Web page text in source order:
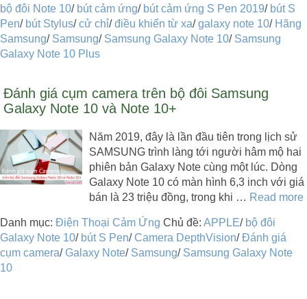
bộ đôi Note 10/ bút cảm ứng/ bút cảm ứng S Pen 2019/ bút S
Pen/ bút Stylus/cử chỉ/điều khiển từ xa/galaxy note 10/ Hãng
Samsung/ Samsung/ Samsung Galaxy Note 10/ Samsung
Galaxy Note 10 Plus
Đánh giá cụm camera trên bộ đôi Samsung
Galaxy Note 10 và Note 10+
Năm 2019, đây là lần đầu tiên trong lịch sử
SAMSUNG trình làng tới người hâm mộ hai
phiên bản Galaxy Note cùng một lúc. Dòng
Galaxy Note 10 có màn hình 6,3 inch với giá
bán là 23 triệu đồng, trong khi … Read more
Danh mục: Điện Thoại Cảm Ứng Chủ đề: APPLE/ bộ đôi
Galaxy Note 10/ bút S Pen/Camera DepthVision/Đánh giá
cụm camera/Galaxy Note/ Samsung/ Samsung Galaxy Note
10